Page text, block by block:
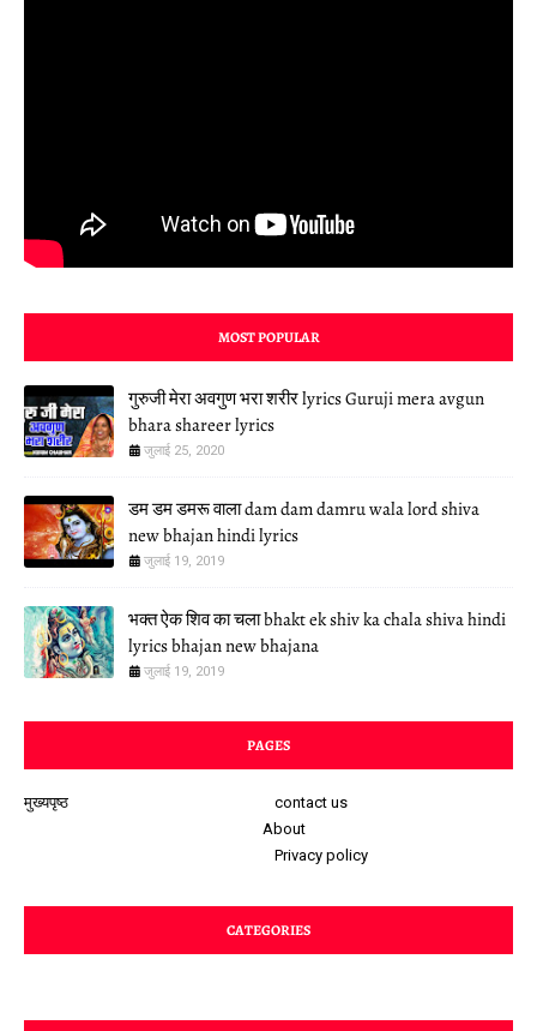
MOST POPULAR
गुरुजी मेरा अवगुण भरा शरीर lyrics Guruji mera avgun
bhara shareer lyrics
जुलाई 25, 2020
डम डम डमरू वाला dam dam damru wala lord shiva
new bhajan hindi lyrics
जुलाई 19, 2019
भक्त ऐक शिव का चला bhakt ek shiv ka chala shiva hindi
lyrics bhajan new bhajana
जुलाई 19, 2019
PAGES
मुख्यपृष्ठ
contact us
About
Privacy policy
CATEGORIES